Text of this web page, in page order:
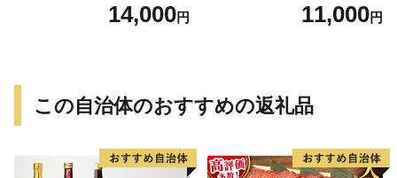
（計2kg 500g×4袋）手羽先
14,000円
合わせ 焼き鳥 おつまみ バー
ベキュー 小分け 国産 鶏肉 焼
11,000円
この自治体のおすすめの返礼品